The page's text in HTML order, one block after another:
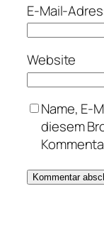
E-Mail-
Website
Name, E-
diesem